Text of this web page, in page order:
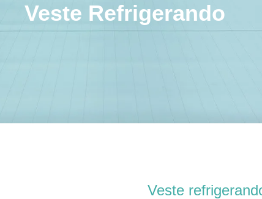
Veste Refrigerando
Veste